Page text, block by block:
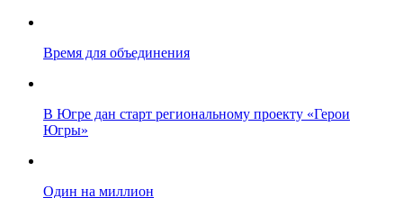
Время для объединения
В Югре дан старт региональному проекту «Герои
Югры»
Один на миллион